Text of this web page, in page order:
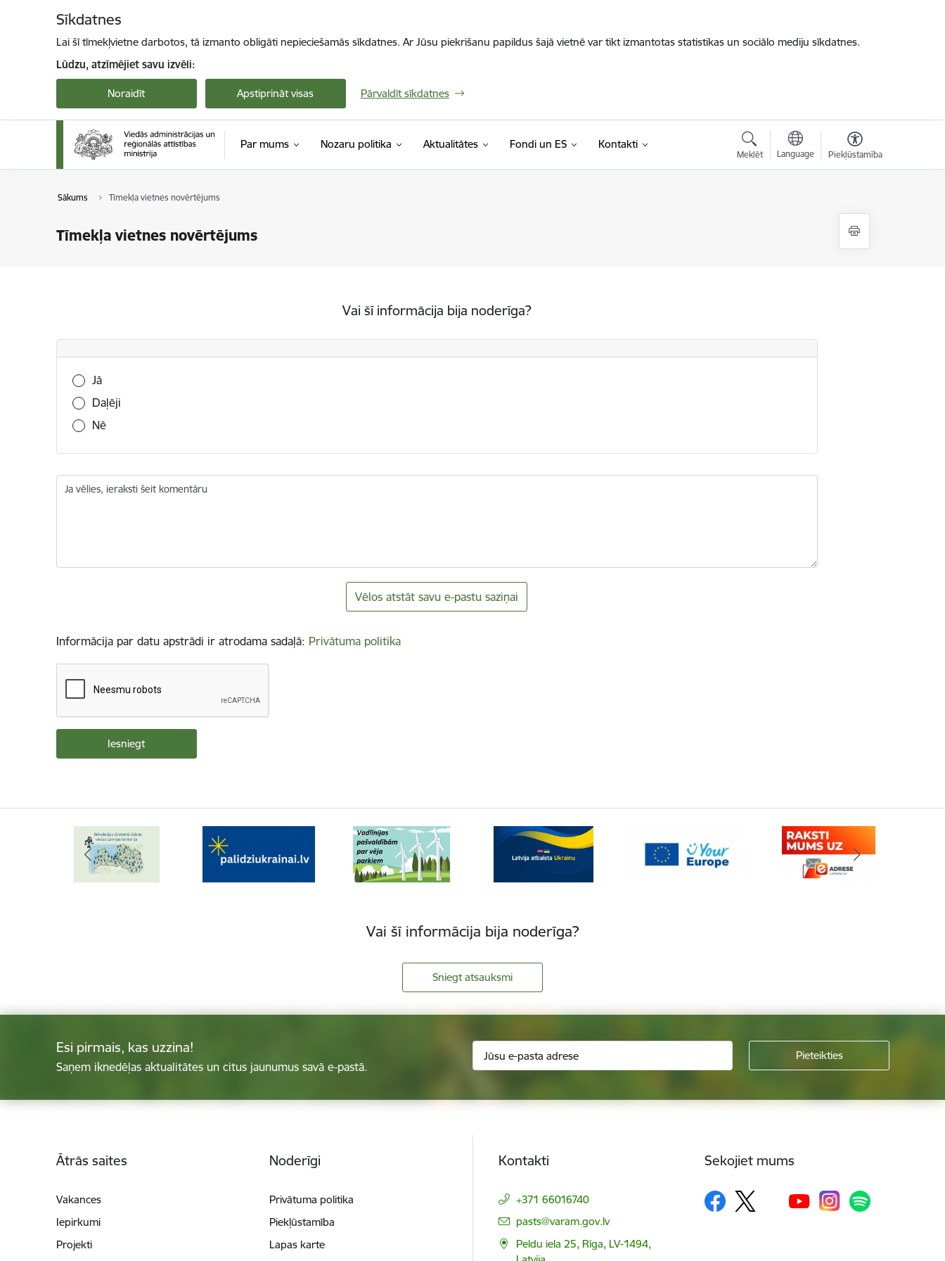
Sīkdatnes
Lai šī tīmekļvietne darbotos, tā izmanto obligāti nepieciešamās sīkdatnes. Ar Jūsu piekrišanu papildus šajā vietnē var tikt izmantotas statistikas un sociālo mediju sīkdatnes.
Lūdzu, atzīmējiet savu izvēli:
Noraidīt Apstiprināt visas Pārvaldīt sīkdatnes
Par mums Nozaru politika Aktualitātes Fondi un ES Kontakti
Meklēt Language Piekļūstamība
Sākums Tīmekļa vietnes novērtējums
Tīmekļa vietnes novērtējums
Vai šī informācija bija noderīga?
Vai šī informācija bija noderīga?
Jā
Daļēji
Nē
Ja vēlies, ieraksti šeit komentāru
Vēlos atstāt savu e-pastu saziņai
Informācija par datu apstrādi ir atrodama sadaļā: Privātuma politika
Vai šī informācija bija noderīga?
Sniegt atsauksmi
Esi pirmais, kas uzzina!
Saņem iknedēļas aktualitātes un citus jaunumus savā e-pastā.
Ātrās saites
Vakances
Iepirkumi
Projekti
Noderīgi
Privātuma politika
Piekļūstamība
Lapas karte
Kontakti
+371 66016740
E-pasts:
pasts@varam.gov.lv
Peldu iela 25, Rīga, LV-1494,
Sekojiet mums